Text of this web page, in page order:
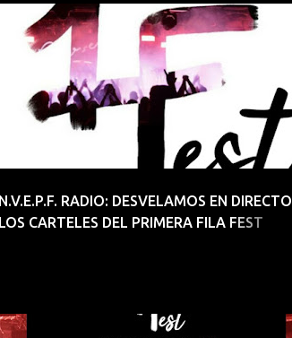
N.V.E.P.F. RADIO: DESVELAMOS EN DIRECTO
LOS CARTELES DEL PRIMERA FILA FEST
ARCO FM D´BALDOMEROS ENTREVISTA